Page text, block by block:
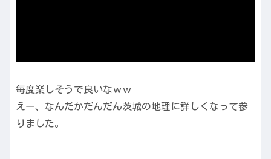
毎度楽しそうで良いなｗｗ
えー、なんだかだんだん茨城の地理に詳しくなって参
りました。